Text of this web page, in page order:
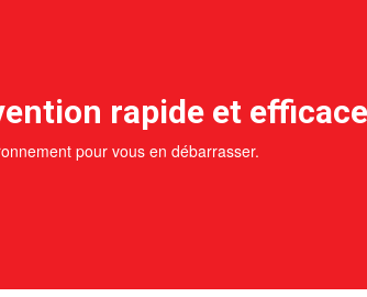
rapide et
pour vous en débarrasser.